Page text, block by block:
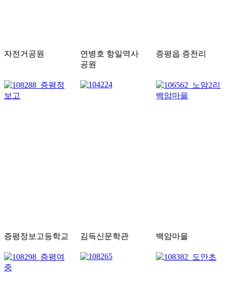
자전거공원
연병호 항일역사
공원
증평읍 증천리
증평정보고등학교 김득신문학관 백암마을